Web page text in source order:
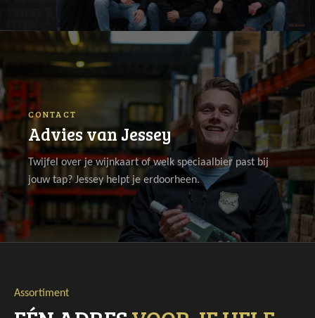
CONTACT
Advies van Jessey
Twijfel over je wijnkaart of welk speciaalbier past bij
jouw tap? Jessey helpt je erdoorheen.
Assortiment